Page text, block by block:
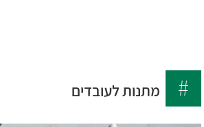
מתנות לעובדים